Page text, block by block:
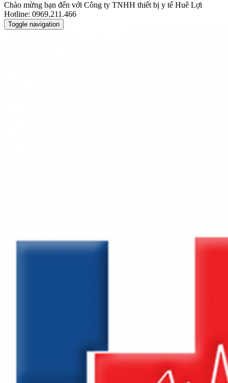
Chào mừng bạn đến với Công ty TNHH thiết bị y tế Huê Lợi
Hotline: 0969.211.466
Toggle navigation